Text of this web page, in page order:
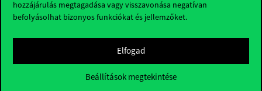
hozzájárulás megtagadása vagy visszavonása negatívan
befolyásolhat bizonyos funkciókat és jellemzőket.
Elfogad
Beállítások megtekintése
világgazdaságban, valószínűleg hazudik” −
interjú Dávid Barrett Tamás oxfordi
viselkedéskutatóval